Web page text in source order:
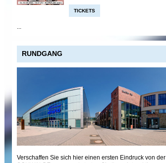
TICKETS
...
RUNDGANG
Verschaffen Sie sich hier einen ersten Eindruck von der